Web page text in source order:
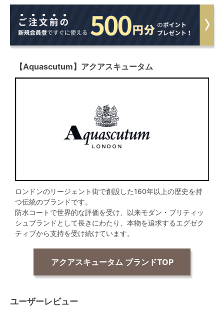
【Aquascutum】アクアスキュータム
ロンドンのリージェント街で創設した160年以上の歴史を持
つ伝統のブランドです。
防水コートで世界的な評価を受け、以来モダン・ブリティッ
シュブランドとして長きにわたり、本物を追求するエグゼク
ティブから支持を受け続けています。
アクアスキュータム ブランドTOP
ユーザーレビュー